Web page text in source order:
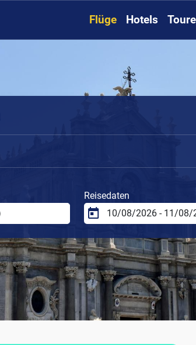
Flüge Hotels
Reisedaten